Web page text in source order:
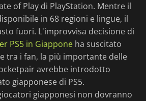
of Play di PlayStation. Mentre il
in 68 regioni e lingue, il
fuori. L'improvvisa decisione di
PS5 in Giappone ha suscitato
tra i fan, la più importante delle
avrebbe introdotto
giapponese di PS5.
giapponesi non dovranno